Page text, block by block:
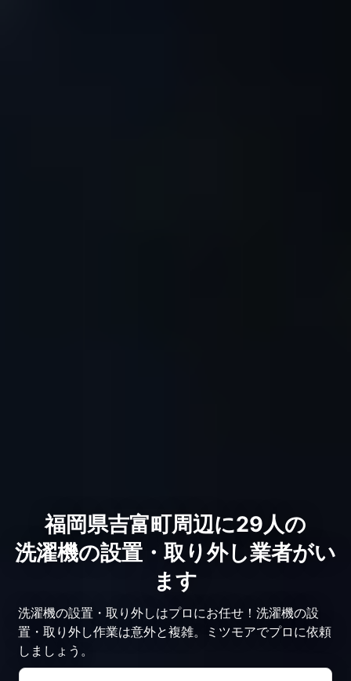
福岡県吉富町周辺に29人の
洗濯機の設置・取り外し業者がい
ます
洗濯機の設置・取り外しはプロにお任せ！洗濯機の設
置・取り外し作業は意外と複雑。ミツモアでプロに依頼
しましょう。